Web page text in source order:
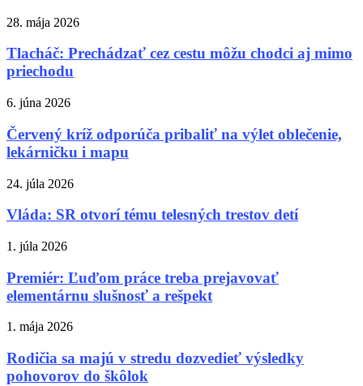
28. mája 2026
Tlacháč: Prechádzať cez cestu môžu chodci aj mimo
priechodu
6. júna 2026
Červený kríž odporúča pribaliť na výlet oblečenie,
lekárničku i mapu
24. júla 2026
Vláda: SR otvorí tému telesných trestov detí
1. júla 2026
Premiér: Ľuďom práce treba prejavovať
elementárnu slušnosť a rešpekt
1. mája 2026
Rodičia sa majú v stredu dozvedieť výsledky
pohovorov do škôlok